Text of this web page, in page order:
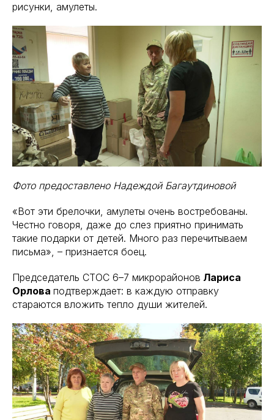
рисунки, амулеты.
Фото предоставлено Надеждой Багаутдиновой
«Вот эти брелочки, амулеты очень востребованы.
Честно говоря, даже до слез приятно принимать
такие подарки от детей. Много раз перечитываем
письма», – признается боец.
Председатель СТОС 6–7 микрорайонов Лариса
Орлова подтверждает: в каждую отправку
стараются вложить тепло души жителей.